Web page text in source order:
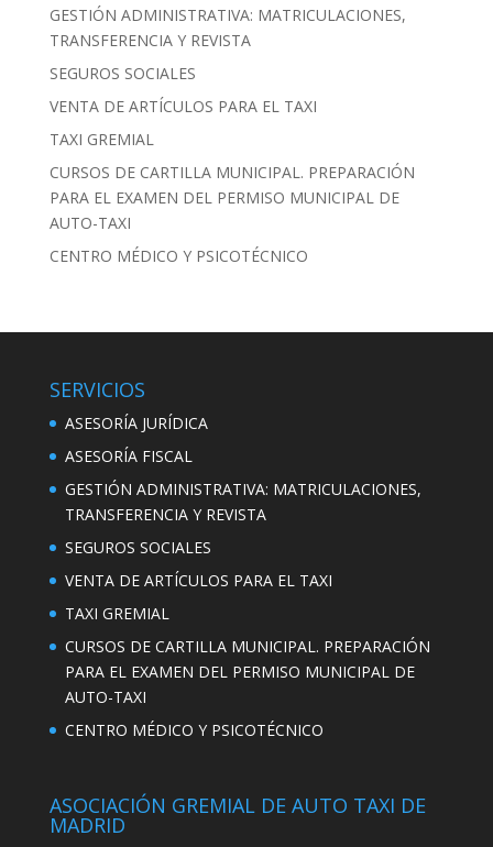
GESTIÓN ADMINISTRATIVA: MATRICULACIONES,
TRANSFERENCIA Y REVISTA
SEGUROS SOCIALES
VENTA DE ARTÍCULOS PARA EL TAXI
TAXI GREMIAL
CURSOS DE CARTILLA MUNICIPAL. PREPARACIÓN
PARA EL EXAMEN DEL PERMISO MUNICIPAL DE
AUTO-TAXI
CENTRO MÉDICO Y PSICOTÉCNICO
SERVICIOS
ASESORÍA JURÍDICA
ASESORÍA FISCAL
GESTIÓN ADMINISTRATIVA: MATRICULACIONES,
TRANSFERENCIA Y REVISTA
SEGUROS SOCIALES
VENTA DE ARTÍCULOS PARA EL TAXI
TAXI GREMIAL
CURSOS DE CARTILLA MUNICIPAL. PREPARACIÓN
PARA EL EXAMEN DEL PERMISO MUNICIPAL DE
AUTO-TAXI
CENTRO MÉDICO Y PSICOTÉCNICO
ASOCIACIÓN GREMIAL DE AUTO TAXI DE
MADRID